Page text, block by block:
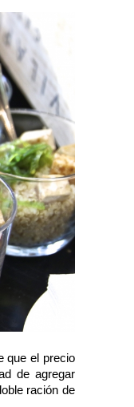
que el precio
de agregar
ración de